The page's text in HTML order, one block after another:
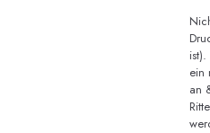
ein
an­